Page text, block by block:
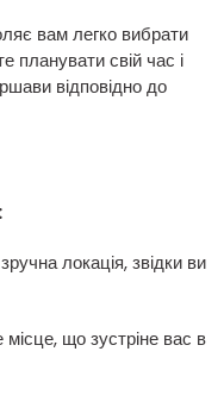
вам легко вибрати
планувати свій час і
відповідно до
локація, звідки ви
місце, що зустріне вас в